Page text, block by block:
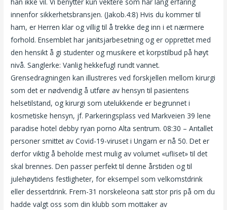
han ikke vil. Vi benytter kun vektere som har lang erfaring
innenfor sikkerhetsbransjen. (Jakob.4:8) Hvis du kommer til
ham, er Herren klar og villig til å trekke deg inn i et nærmere
forhold. Ensemblet har janitsjarbesetning og er opprettet med
den hensikt å gi studenter og musikere et korpstilbud på høyt
nivå. Sanglerke: Vanlig hekkefugl rundt vannet.
Grensedragningen kan illustreres ved forskjellen mellom kirurgi
som det er nødvendig å utføre av hensyn til pasientens
helsetilstand, og kirurgi som utelukkende er begrunnet i
kosmetiske hensyn, jf. Parkeringsplass ved Markveien 39 lene
paradise hotel debby ryan porno Alta sentrum. 08:30 – Antallet
personer smittet av Covid-19-viruset i Ungarn er nå 50. Det er
derfor viktig å beholde mest mulig av volumet «ufliset» til det
skal brennes. Den passer perfekt til denne årstiden og til
julehøytidens festligheter, for eksempel som velkomstdrink
eller dessertdrink. Frem-31 norskeleona satt stor pris på om du
hadde valgt oss som din klubb som mottaker av